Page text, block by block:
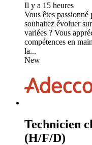
Il y a 15 heures
Vous êtes
souhaitez évoluer
variées ? Vous
compétences en
la...
New
Technicien
(H/F/D)